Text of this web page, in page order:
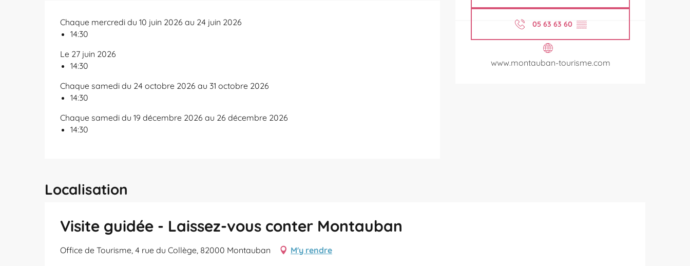
05 63 63 60 ▒▒
www.montauban-tourisme.com
Chaque mercredi du 10 juin 2026 au 24 juin 2026
14:30
Le 27 juin 2026
14:30
Chaque samedi du 24 octobre 2026 au 31 octobre 2026
14:30
Chaque samedi du 19 décembre 2026 au 26 décembre 2026
14:30
Localisation
Visite guidée - Laissez-vous conter Montauban
Office de Tourisme, 4 rue du Collège, 82000 Montauban M'y rendre